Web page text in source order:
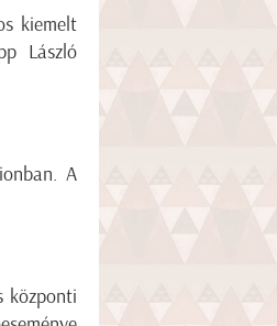
kiemelt
László
A
központi